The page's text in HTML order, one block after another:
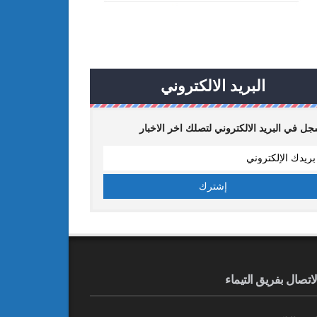
البريد الالكتروني
في البريد الالكتروني لتصلك اخر الاخبار
الاتصال بفريق التيماء